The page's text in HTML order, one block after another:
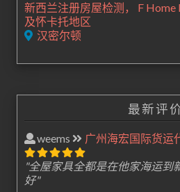
新西兰注册房屋检测， F
及怀卡托地区
汉密尔顿
最新评
weems 广州海宏国际货运
"全屋家具全都是在他家海运到
好"